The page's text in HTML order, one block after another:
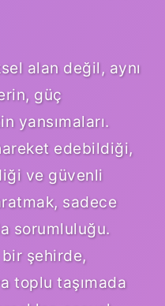
alan değil, aynı
güç
yansımaları.
edebildiği,
ve güvenli
sadece
sorumluluğu.
şehirde,
toplu taşımada